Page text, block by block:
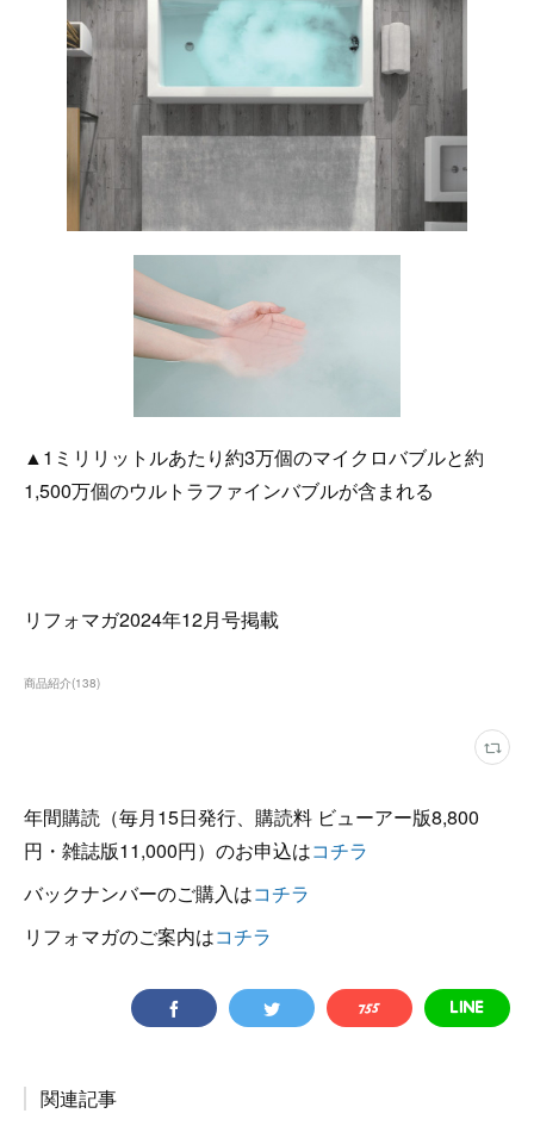
▲1ミリリットルあたり約3万個のマイクロバブルと約
1,500万個のウルトラファインバブルが含まれる
リフォマガ2024年12月号掲載
商品紹介(138)
年間購読（毎月15日発行、購読料 ビューアー版8,800
円・雑誌版11,000円）のお申込はコチラ
バックナンバーのご購入はコチラ
リフォマガのご案内はコチラ
関連記事